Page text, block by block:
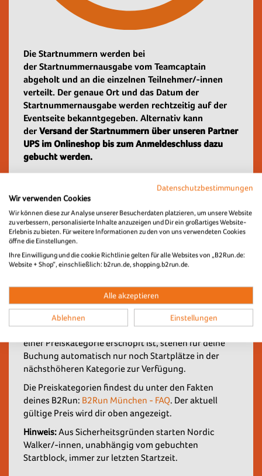
Die Startnummern werden bei
der Startnummernausgabe vom Teamcaptain
abgeholt und an die einzelnen Teilnehmer/-innen
verteilt. Der genaue Ort und das Datum der
Startnummernausgabe werden rechtzeitig auf der
Eventseite bekanntgegeben. Alternativ kann
der Versand der Startnummern über unseren Partner
UPS im Onlineshop bis zum Anmeldeschluss dazu
gebucht werden.
Gemeinsam Laufen verbindet - Egal ob als Läufer/-in,
Walker/-inoder Nordic Walker/-in.
Beim B2Run erlebt jede/-r ein tolles Teamevent mit
einem unvergesslichen Zieleinlauf und stärkt dabei
Teamgeist und Gesundheit.
Schnell sein lohnt sich – Wir bieten drei
Buchungstarife bei B2Run an. Sobald das Kontingent
einer Preiskategorie erschöpft ist, stehen für deine
Buchung automatisch nur noch Startplätze in der
nächsthöheren Kategorie zur Verfügung.
Die Preiskategorien findest du unter den Fakten
deines B2Run: B2Run München - FAQ. Der aktuell
gültige Preis wird dir oben angezeigt.
Hinweis:Aus Sicherheitsgründen starten Nordic
Walker/-innen, unabhängig vom gebuchten
Startblock, immer zur letzten Startzeit.
Datenschutzbestimmungen
Wir verwenden Cookies
Wir können diese zur Analyse unserer Besucherdaten platzieren, um unsere Website
zu verbessern, personalisierte Inhalte anzuzeigen und Dir ein großartiges Website-
Erlebnis zu bieten. Für weitere Informationen zu den von uns verwendeten Cookies
öffne die Einstellungen.
Ihre Einwilligung und die cookie Richtlinie gelten für alle Websites von „B2Run.de:
Website + Shop“, einschließlich: b2run.de, shopping.b2run.de.
Alle akzeptieren
Ablehnen Einstellungen